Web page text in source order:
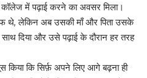
में पढ़ाई करने का अवसर मिला।
थे, लेकिन अब उसकी माँ और पिता उसके
दिया और उसे पढ़ाई के दौरान हर तरह
कि सिर्फ़ अपने लिए आगे बढ़ना ही